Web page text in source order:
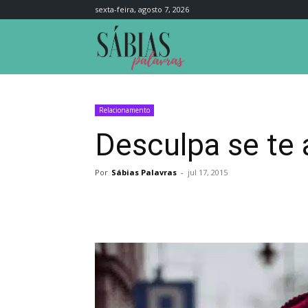
sexta-feira, agosto 7, 2026
Relacionamento
Desculpa se te
Por Sábias Palavras - jul 17, 2015